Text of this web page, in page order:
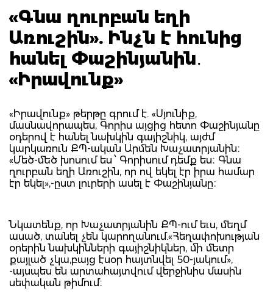
«Գնա ղուրբան եղի
Առուշին». Ինչն է հունից
հանել Փաշինյանին․
«Իրավունք»
«Իրավունք» թերթը գրում է. «Սյունիք,
մասնավորապես, Գորիս այցից հետո Փաշինյանը
օդերով է հանել նախկին գայիշնիկ, այժմ
կարկառուն ՔՊ-ական Արմեն Խաչատրյանին։
«Մեծ-մեծ խոսում ես ՝ Գորիսում դեմք ես։ Գնա
ղուրբան եղի Առուշին, որ ով եկել էր իրա համար
էր եկել»,-ըստ լուրերի ասել է Փաշինյանը։
Նկատենք, որ Խաչատրյանին ՔՊ-ում եւս, մեղմ
ասած, տանել չեն կարողանում.«Հեղափոխության
օրերին նախկինների գայիշնիկներ, մի մետր
քայլած չկա,բայց էսօր հայտնվել 50-յակում»,
-այսպես են արտահայտվում վերջինիս մասին
սեփական թիմում։